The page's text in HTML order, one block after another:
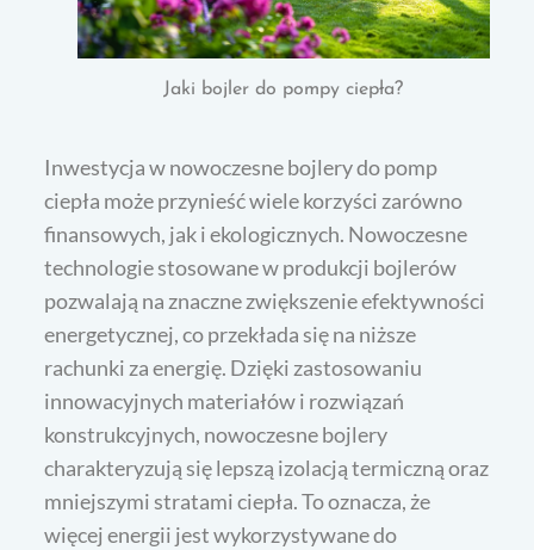
Jaki bojler do pompy ciepła?
Inwestycja w nowoczesne bojlery do pomp
ciepła może przynieść wiele korzyści zarówno
finansowych, jak i ekologicznych. Nowoczesne
technologie stosowane w produkcji bojlerów
pozwalają na znaczne zwiększenie efektywności
energetycznej, co przekłada się na niższe
rachunki za energię. Dzięki zastosowaniu
innowacyjnych materiałów i rozwiązań
konstrukcyjnych, nowoczesne bojlery
charakteryzują się lepszą izolacją termiczną oraz
mniejszymi stratami ciepła. To oznacza, że
więcej energii jest wykorzystywane do